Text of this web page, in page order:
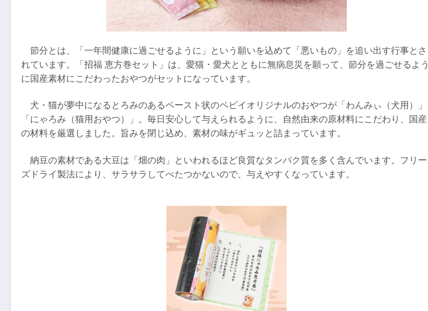
節分とは、「一年間健康に過ごせるように」という願いを込めて「悪いもの」を追い出す行事とさ
れています。「招福 恵方巻セット」は、愛猫・愛犬とともに無病息災を願って、節分を過ごせるよう
に国産素材にこだわったおやつがセットになっています。
犬・猫が夢中になるとろみのあるペースト状のペピイオリジナルのおやつが「わんみぃ（犬用）」
「にゃろみ（猫用おやつ）」。毎日安心して与えられるように、自然由来の原材料にこだわり、国産
の材料を厳選しました。旨みを閉じ込め、素材の味がギュッと詰まっています。
納豆の素材である大豆は「畑の肉」といわれるほど良質なタンパク質を多く含んでいます。フリー
ズドライ製法により、サラサラしてべたつかないので、与えやすくなっています。